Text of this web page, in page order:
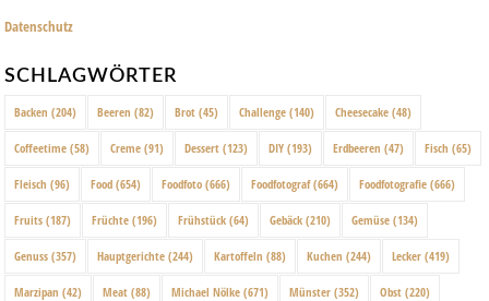
Datenschutz
SCHLAGWÖRTER
Backen (204) Beeren (82) Brot (45) Challenge (140) Cheesecake (48)
Coffeetime (58) Creme (91) Dessert (123) DIY (193) Erdbeeren (47) Fisch (65)
Fleisch (96) Food (654) Foodfoto (666) Foodfotograf(664) Foodfotografie (666)
Fruits (187) Früchte (196) Frühstück (64) Gebäck (210) Gemüse (134)
Genuss (357) Hauptgerichte (244) Kartoffeln (88) Kuchen (244) Lecker (419)
Marzipan (42) Meat (88) Michael Nölke (671) Münster (352) Obst (220)